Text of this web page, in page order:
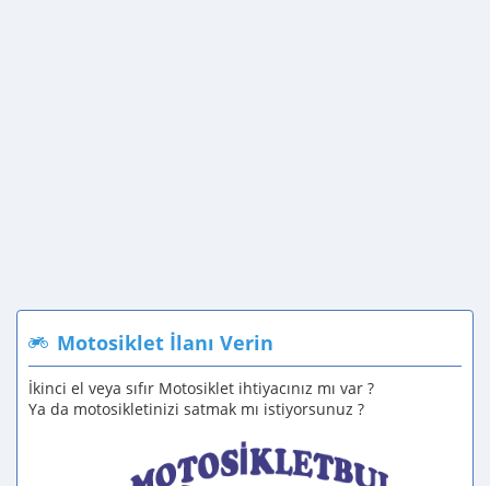
Motosiklet İlanı Verin
İkinci el veya sıfır Motosiklet ihtiyacınız mı var ?
Ya da motosikletinizi satmak mı istiyorsunuz ?